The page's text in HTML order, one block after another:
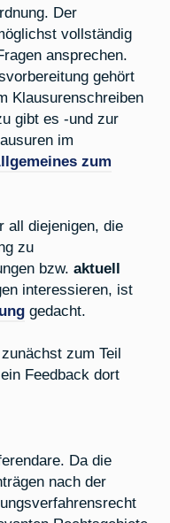
Der
vollständig
ansprechen.
gehört
Klausurenschreiben
gibt es -und zur
im
zum
all diejenigen, die
zu
bzw. aktuell
interessieren, ist
gedacht.
zum Teil
Feedback dort
Da die
nach der